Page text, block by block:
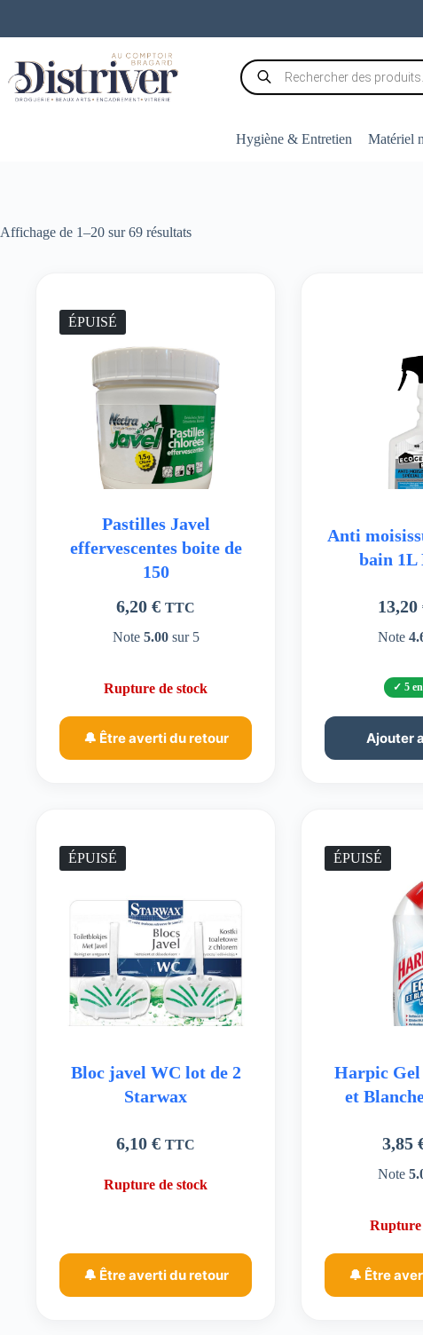
contenu
Recherche
de
produits
Hygiène & Entretien Matériel
Affichage de 1–20 sur 69 résultatsTrié
ÉPUISÉ
Pastilles Javel
effervescentes boite de
150
6,20€ TTC
Note 5.00sur 5
Rupture de stock
🔔 Être averti du retour
Anti
bain 1L
13,20
Note
5
Ajouter
ÉPUISÉ
Bloc javel WC lot de 2
Starwax
6,10€ TTC
Rupture de stock
🔔 Être averti du retour
ÉPUISÉ
Harpic
et
3,85
Note
Rupture
🔔 Être